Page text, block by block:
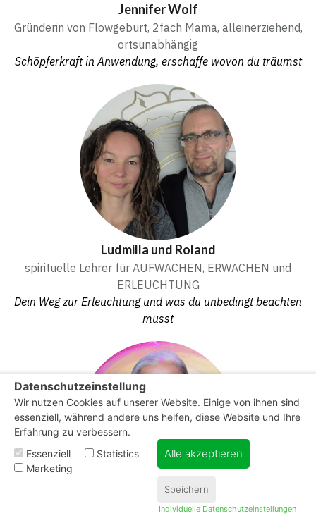
Jennifer Wolf
Gründerin von Flowgeburt, 2fach Mama, alleinerziehend,
ortsunabhängig
Schöpferkraft in Anwendung, erschaffe wovon du träumst
Ludmilla und Roland
spirituelle Lehrer für AUFWACHEN, ERWACHEN und
ERLEUCHTUNG
Dein Weg zur Erleuchtung und was du unbedingt beachten
musst
Sonja Ariel von Staden ClickSummits
Datenschutzeinstellung
Wir nutzen Cookies auf unserer Website. Einige von ihnen sind
essenziell, während andere uns helfen, diese Website und Ihre
Erfahrung zu verbessern.
Essenziell
Statistics
Marketing
Alle akzeptieren
Speichern
Individuelle Datenschutzeinstellungen